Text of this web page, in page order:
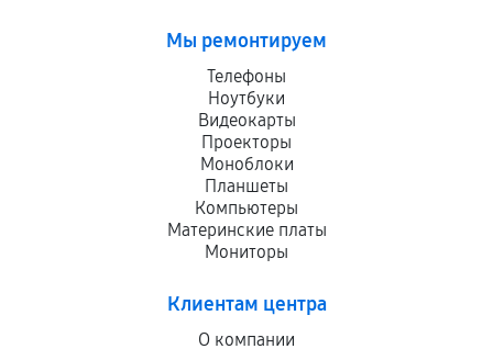
Мы ремонтируем
Телефоны
Ноутбуки
Видеокарты
Проекторы
Моноблоки
Планшеты
Компьютеры
Материнские платы
Мониторы
Клиентам центра
О компании